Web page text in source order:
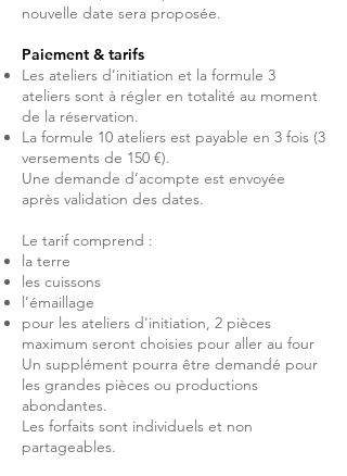
nouvelle date sera proposée.
Paiement & tarifs
Les ateliers d’initiation et la formule 3
ateliers sont à régler en totalité au moment
de la réservation.
La formule 10 ateliers est payable en 3 fois (3
versements de 150 €).
Une demande d’acompte est envoyée
après validation des dates.
Le tarif comprend :
la terre
les cuissons
l’émaillage
pour les ateliers d'initiation, 2 pièces
maximum seront choisies pour aller au four​
Un supplément pourra être demandé pour
les grandes pièces ou productions
abondantes.
Les forfaits sont individuels et non
partageables.